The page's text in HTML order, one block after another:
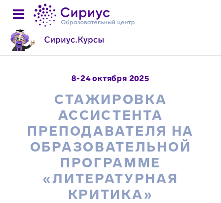
8-24 октября 2025
СТАЖИРОВКА
АССИСТЕНТА
ПРЕПОДАВАТЕЛЯ НА
ОБРАЗОВАТЕЛЬНОЙ
ПРОГРАММЕ
«ЛИТЕРАТУРНАЯ
КРИТИКА»